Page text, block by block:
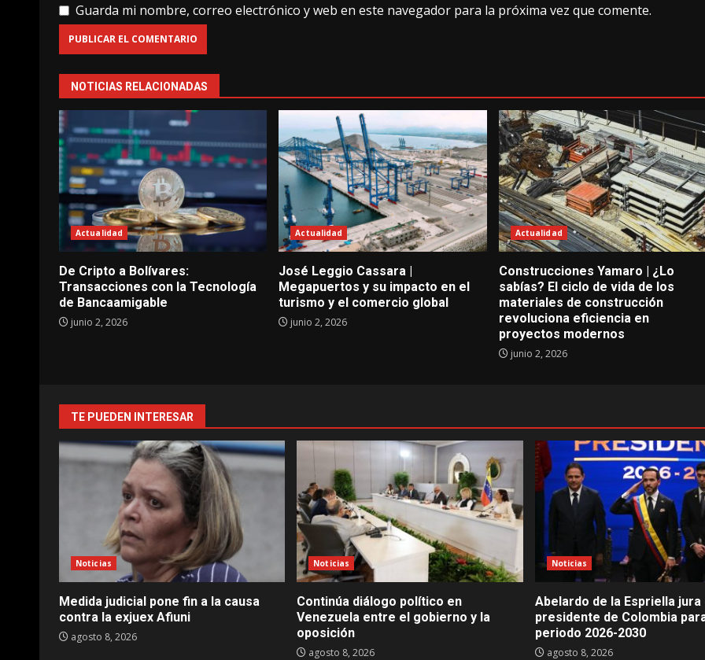
Guarda mi nombre, correo electrónico y web en este navegador para la próxima vez que comente.
NOTICIAS RELACIONADAS
Actualidad
De Cripto a Bolívares:
Transacciones con la Tecnología
de Bancaamigable
junio 2, 2026
Actualidad
José Leggio Cassara |
Megapuertos y su impacto en el
turismo y el comercio global
junio 2, 2026
Actualidad
Construcciones Yamaro | ¿Lo
sabías? El ciclo de vida de los
materiales de construcción
revoluciona eficiencia en
proyectos modernos
junio 2, 2026
TE PUEDEN INTERESAR
Noticias
Medida judicial pone fin a la causa
contra la exjuex Afiuni
agosto 8, 2026
Noticias
Continúa diálogo político en
Venezuela entre el gobierno y la
oposición
agosto 8, 2026
Noticias
Abelardo de la Espriella jura
presidente de Colombia
periodo 2026-2030
agosto 8, 2026